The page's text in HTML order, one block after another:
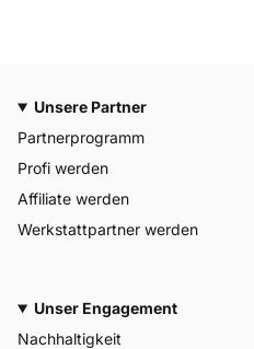
Unsere Partner
Partnerprogramm
Profi werden
Affiliate werden
Werkstattpartner werden
Unser Engagement
Nachhaltigkeit